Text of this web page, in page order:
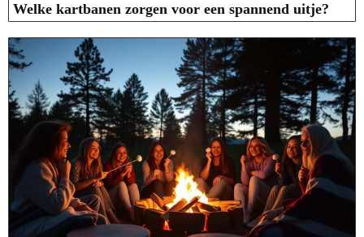
Welke kartbanen zorgen voor een spannend uitje?